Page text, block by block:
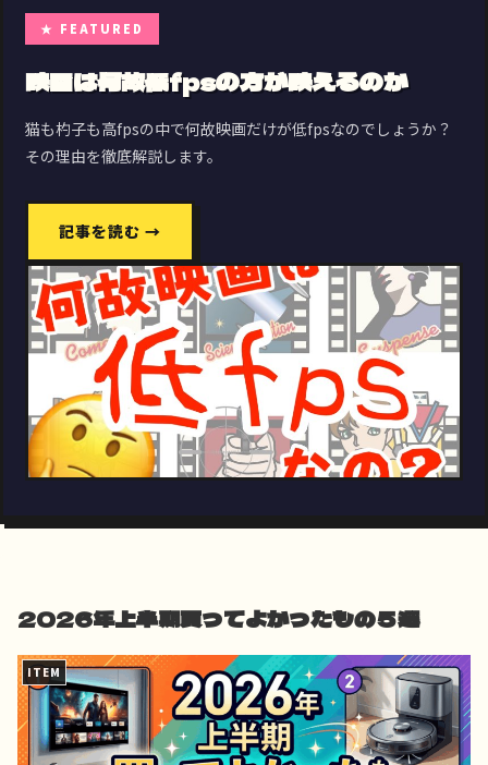
★ FEATURED
映画は何故低fpsの方が映えるのか
猫も杓子も高fpsの中で何故映画だけが低fpsなのでしょうか？
その理由を徹底解説します。
記事を読む →
2026年上半期買ってよかったもの５選
ITEM